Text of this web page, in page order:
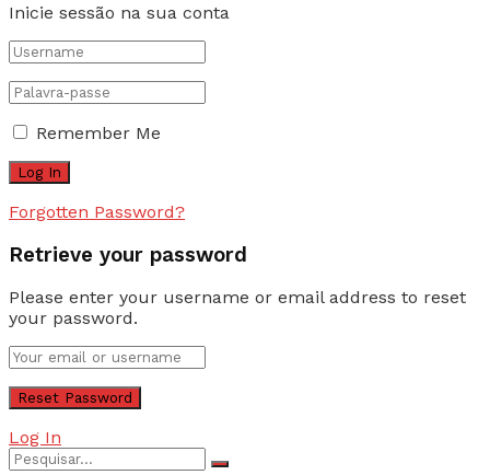
Inicie sessão na sua conta
Remember Me
Forgotten Password?
Retrieve your password
Please enter your username or email address to reset
your password.
Log In